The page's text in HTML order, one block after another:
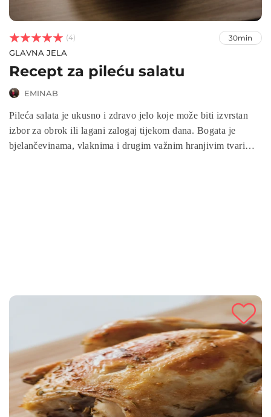


 (4) 30min
GLAVNA JELA
Recept za pileću salatu
EMINAB
Pileća salata je ukusno i zdravo jelo koje može biti izvrstan
izbor za obrok ili lagani zalogaj tijekom dana. Bogata je
bjelančevinama, vlaknima i drugim važnim hranjivim tvarima